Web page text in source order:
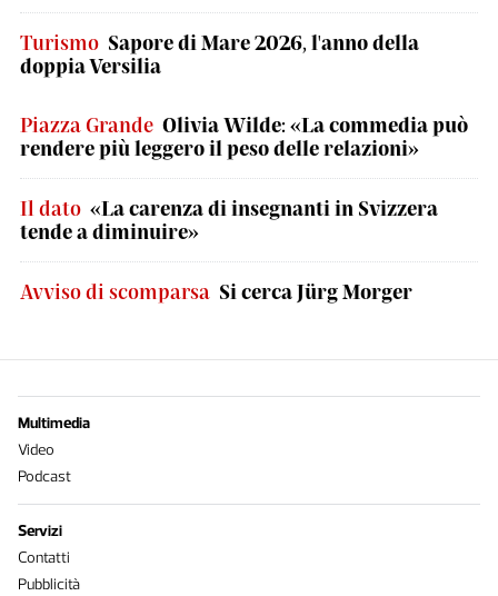
Turismo Sapore di Mare 2026, l'anno della
doppia Versilia
Piazza Grande Olivia Wilde: «La commedia può
rendere più leggero il peso delle relazioni»
Il dato «La carenza di insegnanti in Svizzera
tende a diminuire»
Avviso di scomparsa Si cerca Jürg Morger
Multimedia
Video
Podcast
Servizi
Contatti
Pubblicità